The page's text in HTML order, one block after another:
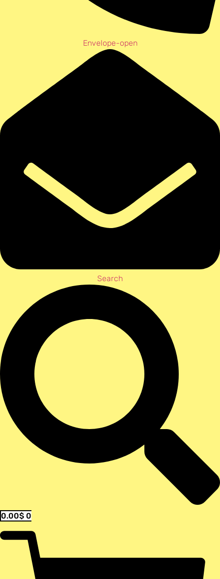
Envelope-open
Search
0.00$ 0